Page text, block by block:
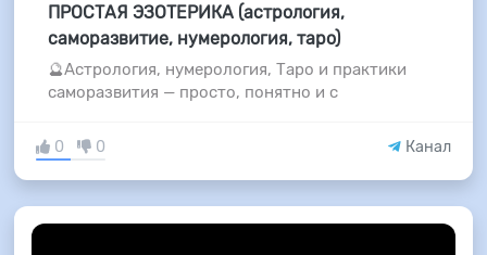
ПРОСТАЯ ЭЗОТЕРИКА (астрология,
саморазвитие, нумерология, таро)
🔮Астрология, нумерология, Таро и практики
саморазвития — просто, понятно и с
0 0 Канал